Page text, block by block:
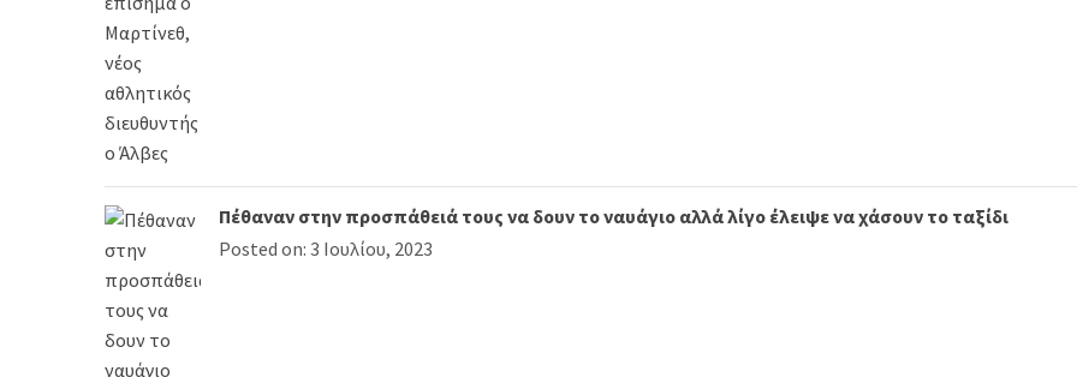
Πέθαναν στην προσπάθειά τους να δουν το ναυάγιο αλλά λίγο έλειψε να χάσουν το ταξίδι
Posted on: 3 Ιουλίου, 2023